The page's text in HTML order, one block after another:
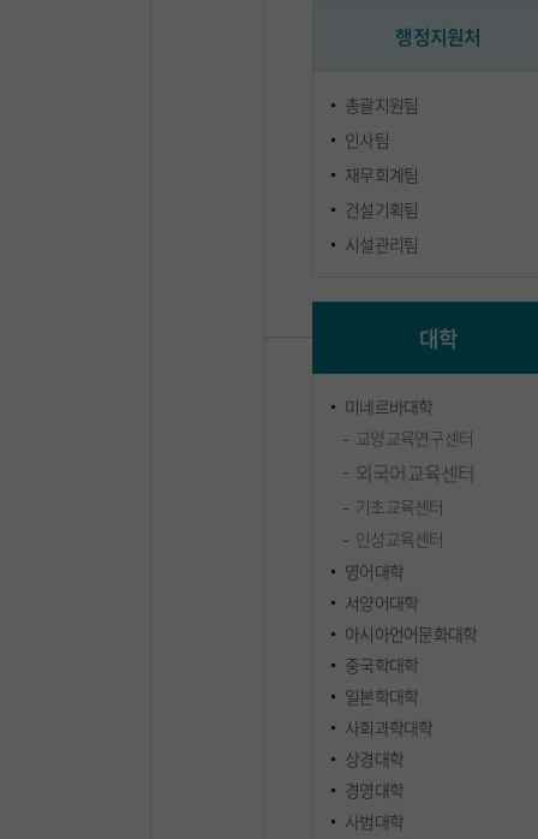
행정지원처
총괄지원팀
인사팀
재무회계팀
건설기획팀
시설관리팀
대학
미네르바대학
교양교육연구센터
외국어교육센터
기초교육센터
인성교육센터
영어대학
서양어대학
아시아언어문화대학
중국학대학
일본학대학
사회과학대학
상경대학
경영대학
사범대학